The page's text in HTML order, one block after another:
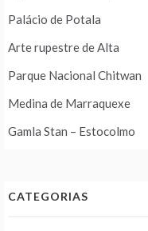
Palácio de Potala
Arte rupestre de Alta
Parque Nacional Chitwan
Medina de Marraquexe
Gamla Stan – Estocolmo
CATEGORIAS